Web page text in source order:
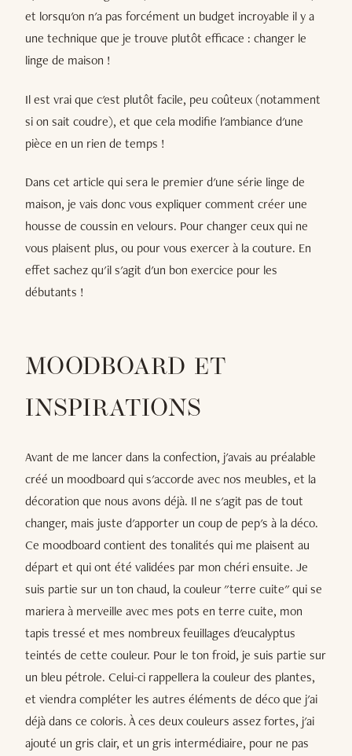
et lorsqu'on n'a pas forcément un budget incroyable il y a
une technique que je trouve plutôt efficace : changer le
linge de maison !
Il est vrai que c'est plutôt facile, peu coûteux (notamment
si on sait coudre), et que cela modifie l'ambiance d'une
pièce en un rien de temps !
Dans cet article qui sera le premier d'une série linge de
maison, je vais donc vous expliquer comment créer une
housse de coussin en velours. Pour changer ceux qui ne
vous plaisent plus, ou pour vous exercer à la couture. En
effet sachez qu'il s'agit d'un bon exercice pour les
débutants !
MOODBOARD ET
INSPIRATIONS
Avant de me lancer dans la confection, j'avais au préalable
créé un moodboard qui s'accorde avec nos meubles, et la
décoration que nous avons déjà. Il ne s'agit pas de tout
changer, mais juste d'apporter un coup de pep's à la déco.
Ce moodboard contient des tonalités qui me plaisent au
départ et qui ont été validées par mon chéri ensuite. Je
suis partie sur un ton chaud, la couleur "terre cuite" qui se
mariera à merveille avec mes pots en terre cuite, mon
tapis tressé et mes nombreux feuillages d'eucalyptus
teintés de cette couleur. Pour le ton froid, je suis partie sur
un bleu pétrole. Celui-ci rappellera la couleur des plantes,
et viendra compléter les autres éléments de déco que j'ai
déjà dans ce coloris. À ces deux couleurs assez fortes, j'ai
ajouté un gris clair, et un gris intermédiaire, pour ne pas